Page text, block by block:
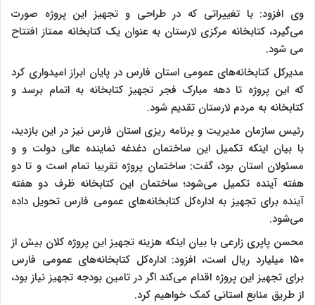
وی افزود: با تغییراتی که در طراحی و تجهیز این پروژه صورت
می‌گیرد، کتابخانه مرکزی لارستان به عنوان یک کتابخانه ممتاز افتتاح
می شود.
مدیرکل کتابخانه‌های عمومی استان فارس در پایان ابراز امیدواری کرد
که این پروژه تا دهه مبارک فجر تجهیز کتابخانه به اتمام برسد و
کتابخانه به مردم لارستان تقدیم شود.
رئیس سازمان مدیریت و برنامه ریزی استان فارس نیز در این بازدید،
با بیان اینکه تکمیل این ساختمان دغدغه نماینده عالی دولت و و
مسئولان استان بود، گفت: ساختمان پروژه تقریبا تمام است و تا دو
هفته آینده تکمیل می‌شود؛ ساختمان این کتابخانه ظرف دو هفته
آینده برای تجهیز به اداره‌کل کتابخانه‌های عمومی فارس تحویل داده
می‌شود.
محسن پاپری زارعی با بیان اینکه هزینه تجهیز این پروژه کلان بیش از
۱۵۰ میلیارد ریال است، افزود: اداره‌کل کتابخانه‌های عمومی فارس
برای تجهیز این پروژه اقدام می‌کند اگر در تامین بودجه تجهیز نیاز بود،
از طریق منابع استانی کمک خواهیم کرد.